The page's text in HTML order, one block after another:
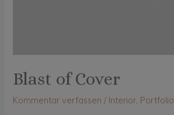
Blast of Cover
Kommentar verfassen / Interior, Portfolio